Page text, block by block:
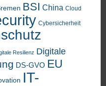
BSI China Cloud
Cybersicherheit
Resilienz Digitale
DS-GVO EU
IT-